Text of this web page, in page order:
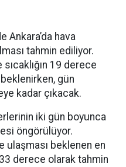
Ankara’da hava
tahmin ediliyor.
19 derece
gün
kadar çıkacak.
iki gün boyunca
öngörülüyor.
ulaşması beklenen en
derece olarak tahmin